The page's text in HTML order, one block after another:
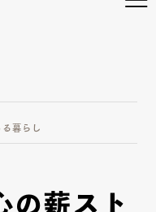
暮らし
の薪スト